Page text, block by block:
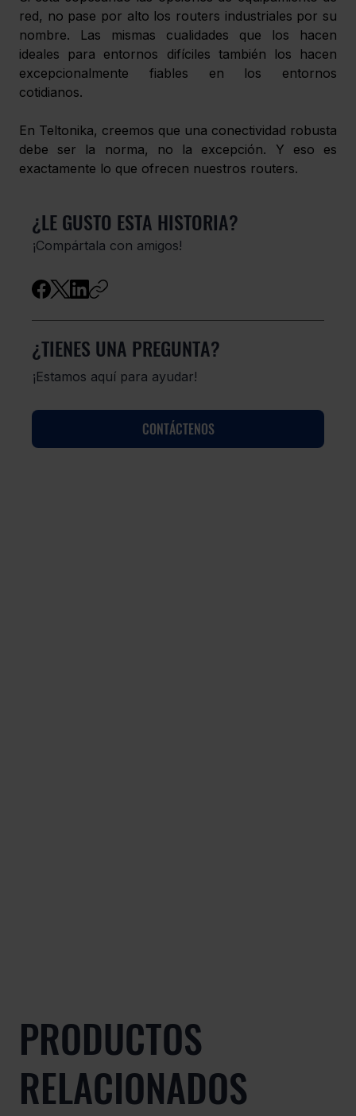
red, no pase por alto los routers industriales por su
nombre. Las mismas cualidades que los hacen
ideales para entornos difíciles también los hacen
excepcionalmente fiables en los entornos
cotidianos.
En Teltonika, creemos que una conectividad robusta
debe ser la norma, no la excepción. Y eso es
exactamente lo que ofrecen nuestros routers.
¿LE GUSTO ESTA HISTORIA?
¡Compártala con amigos!
¿TIENES UNA PREGUNTA?
¡Estamos aquí para ayudar!
CONTÁCTENOS
PRODUCTOS
RELACIONADOS